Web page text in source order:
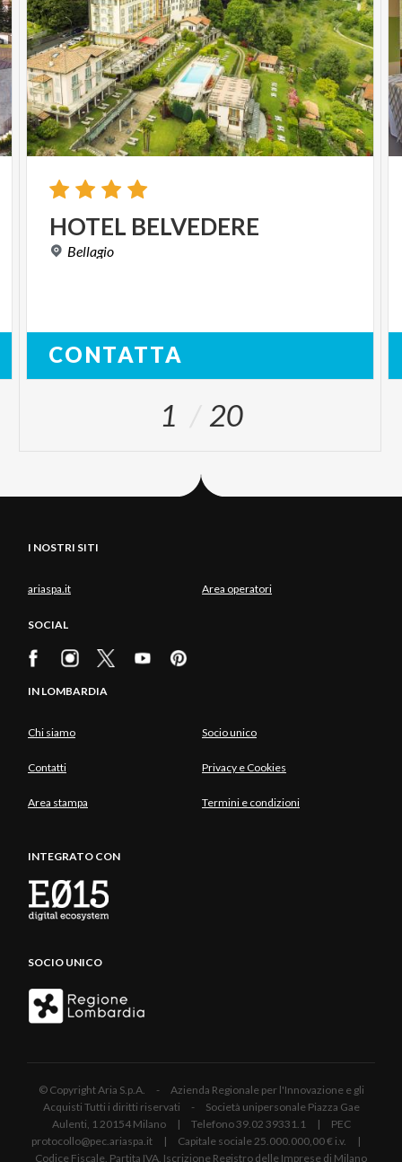
HOTEL BELVEDERE
Bellagio
CONTATTA
1 20
I NOSTRI SITI
ariaspa.it Area operatori
SOCIAL
IN LOMBARDIA
Chi siamo Socio unico
Contatti Privacy e Cookies
Area stampa Termini e condizioni
INTEGRATO CON
SOCIO UNICO
© Copyright Aria S.p.A. - Azienda Regionale per l'Innovazione e gli
Acquisti Tutti i diritti riservati - Società unipersonale Piazza Gae
Aulenti, 1 20154 Milano | Telefono 39.02 39331.1 | PEC
protocollo@pec.ariaspa.it | Capitale sociale 25.000.000,00 € i.v. |
Codice Fiscale, Partita IVA, Iscrizione Registro delle Imprese di Milano